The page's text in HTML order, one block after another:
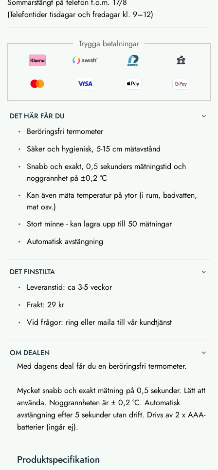
(Telefontider tisdagar och fredagar kl. 9–12)
Trygga betalningar
DET HÄR FÅR DU
Beröringsfri termometer
Säker och hygienisk, 5-15 cm mätavstånd
Snabb och exakt, 0,5 sekunders mätningstid och
noggrannhet på ±0,2 °C
Kan även mäta temperatur på ytor (i rum, badvatten,
mat osv.)
Stort minne - kan lagra upp till 50 mätningar
Automatisk avstängning
DET FINSTILTA
Leveranstid: ca 3-5 veckor
Frakt: 29 kr
Vid frågor: ring eller maila till vår kundtjänst
OM DEALEN
Med dagens deal får du en beröringsfri termometer.
Mycket snabb och exakt mätning på 0,5 sekunder. Lätt att
använda. Noggrannheten är ± 0,2 °C. Automatisk
avstängning efter 5 sekunder utan drift. Drivs av 2 x AAA-
batterier (ingår ej).
Produktspecifikation